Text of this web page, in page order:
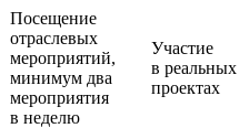
Посещение
отраслевых
мероприятий,
минимум два
мероприятия
в неделю
Участие
в реальных
проектах